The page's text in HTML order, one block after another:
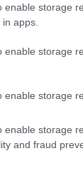
enable storage
apps.
enable storage
enable storage
enable storage
and fraud